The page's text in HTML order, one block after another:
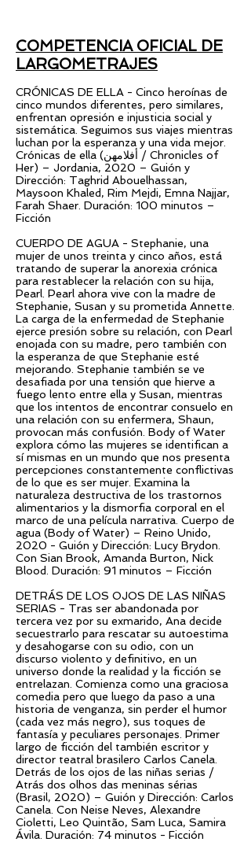
COMPETENCIA OFICIAL DE
LARGOMETRAJES
CRÓNICAS DE ELLA - Cinco heroínas de
cinco mundos diferentes, pero similares,
enfrentan opresión e injusticia social y
sistemática. Seguimos sus viajes mientras
luchan por la esperanza y una vida mejor.
Crónicas de ella (أفلامهن / Chronicles of
Her) – Jordania, 2020 – Guión y
Dirección: Taghrid Abouelhassan,
Maysoon Khaled, Rim Mejdi, Emna Najjar,
Farah Shaer. Duración: 100 minutos –
Ficción
CUERPO DE AGUA - Stephanie, una
mujer de unos treinta y cinco años, está
tratando de superar la anorexia crónica
para restablecer la relación con su hija,
Pearl. Pearl ahora vive con la madre de
Stephanie, Susan y su prometida Annette.
La carga de la enfermedad de Stephanie
ejerce presión sobre su relación, con Pearl
enojada con su madre, pero también con
la esperanza de que Stephanie esté
mejorando. Stephanie también se ve
desafiada por una tensión que hierve a
fuego lento entre ella y Susan, mientras
que los intentos de encontrar consuelo en
una relación con su enfermera, Shaun,
provocan más confusión. Body of Water
explora cómo las mujeres se identifican a
sí mismas en un mundo que nos presenta
percepciones constantemente conflictivas
de lo que es ser mujer. Examina la
naturaleza destructiva de los trastornos
alimentarios y la dismorfia corporal en el
marco de una película narrativa. Cuerpo de
agua (Body of Water) – Reino Unido,
2020 - Guión y Dirección: Lucy Brydon.
Con Sian Brook, Amanda Burton, Nick
Blood. Duración: 91 minutos – Ficción
DETRÁS DE LOS OJOS DE LAS NIÑAS
SERIAS - Tras ser abandonada por
tercera vez por su exmarido, Ana decide
secuestrarlo para rescatar su autoestima
y desahogarse con su odio, con un
discurso violento y definitivo, en un
universo donde la realidad y la ficción se
entrelazan. Comienza como una graciosa
comedia pero que luego da paso a una
historia de venganza, sin perder el humor
(cada vez más negro), sus toques de
fantasía y peculiares personajes. Primer
largo de ficción del también escritor y
director teatral brasilero Carlos Canela.
Detrás de los ojos de las niñas serias /
Atrás dos olhos das meninas sérias
(Brasil, 2020) – Guión y Dirección: Carlos
Canela. Con Neise Neves, Alexandre
Cioletti, Leo Quintão, Sam Luca, Samira
Ávila. Duración: 74 minutos - Ficción